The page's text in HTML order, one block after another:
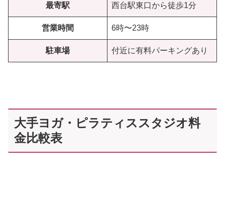
最寄駅 西台駅東口から徒歩1分
営業時間 6時〜23時
駐車場 付近に有料パーキングあり
大手ヨガ・ピラティススタジオ料
金比較表